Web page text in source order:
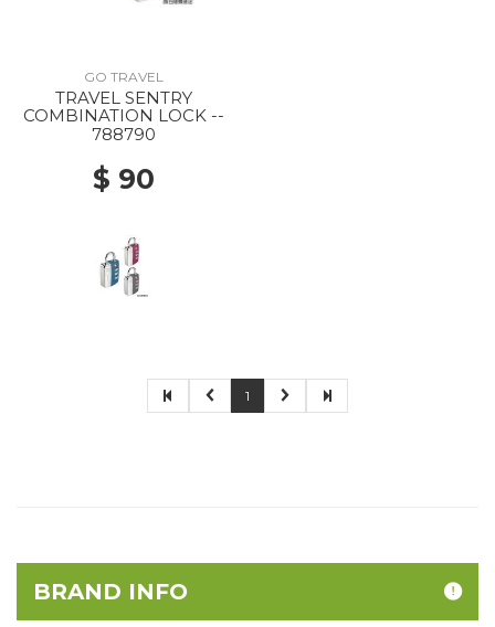
GO TRAVEL
TRAVEL SENTRY
COMBINATION LOCK --
788790
$ 90
1
BRAND INFO